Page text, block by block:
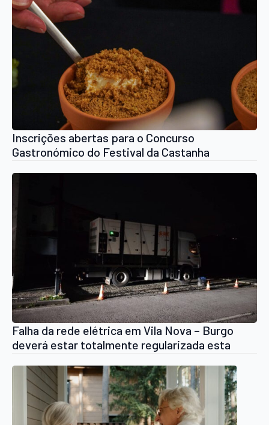
Inscrições abertas para o Concurso
Gastronómico do Festival da Castanha
Falha da rede elétrica em Vila Nova – Burgo
deverá estar totalmente regularizada esta